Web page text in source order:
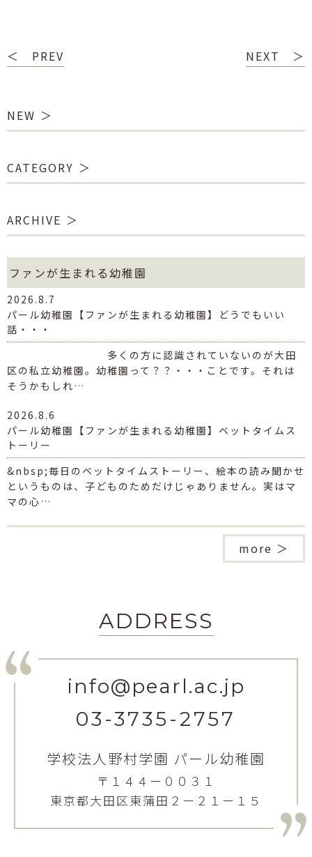
＜ PREV NEXT ＞
NEW
CATEGORY
ARCHIVE
ファンが生まれる幼稚園
2026.8.7
パール幼稚園【ファンが生まれる幼稚園】どうでもいい
話・・・
多くの方に認識されていないのが大田
区の私立幼稚園。幼稚園って？？・・・ことです。それは
そうかもしれ…
2026.8.6
パール幼稚園【ファンが生まれる幼稚園】ベットタイムス
トーリー
&nbsp;毎日のベットタイムストーリー、絵本の読み聞かせ
というものは、子どものためだけじゃありません。実はマ
マの心…
more ＞
ADDRESS
info@pearl.ac.jp
03-3735-2757
学校法人野村学園 パール幼稚園
〒１４４ー００３１
東京都大田区東蒲田２ー２１ー１５